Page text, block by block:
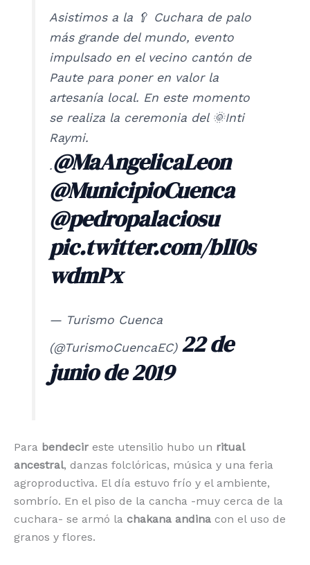
Asistimos a la 🥄 Cuchara de palo
más grande del mundo, evento
impulsado en el vecino cantón de
Paute para poner en valor la
artesanía local. En este momento
se realiza la ceremonia del 🌞Inti
Raymi.
.@MaAngelicaLeon
@MunicipioCuenca
@pedropalaciosu
pic.twitter.com/blI0s
wdmPx
— Turismo Cuenca
(@TurismoCuencaEC) 22 de
junio de 2019
Para bendecir este utensilio hubo un ritual
ancestral, danzas folclóricas, música y una feria
agroproductiva. El día estuvo frío y el ambiente,
sombrío. En el piso de la cancha -muy cerca de la
cuchara- se armó la chakana andina con el uso de
granos y flores.